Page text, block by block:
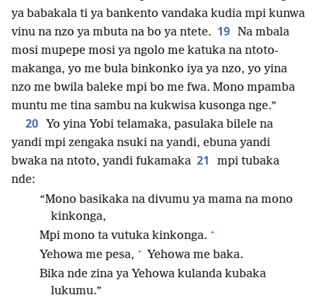
ya babakala ti ya bankento vandaka kudia mpi kunwa
vinu na nzo ya mbuta na bo ya ntete. 19 Na mbala
mosi mupepe mosi ya ngolo me katuka na ntoto-
makanga, yo me bula binkonko iya ya nzo, yo yina
nzo me bwila baleke mpi bo me fwa. Mono mpamba
muntu me tina sambu na kukwisa kusonga nge.”
20
Yo yina Yobi telamaka, pasulaka bilele na
yandi mpi zengaka nsuki na yandi, ebuna yandi
bwaka na ntoto, yandi fukamaka 21
mpi tubaka
nde:
“Mono basikaka na divumu ya mama na mono
kinkonga,
Mpi mono ta vutuka kinkonga. +
Yehowa me pesa, + Yehowa me baka.
Bika nde zina ya Yehowa kulanda kubaka
lukumu.”